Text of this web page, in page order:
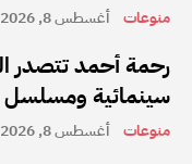
منوعات أغسطس 8, 2026
سينمائية ومسلسل
منوعات أغسطس 8, 2026